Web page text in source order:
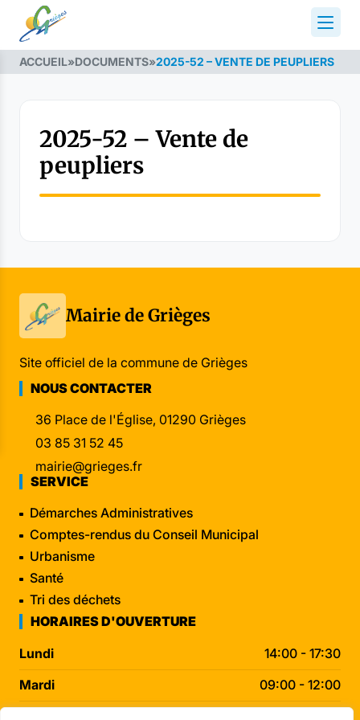
ACCUEIL»DOCUMENTS»2025-52 – VENTE DE PEUPLIERS
2025-52 – Vente de
peupliers
Mairie de Grièges
Site officiel de la commune de Grièges
NOUS CONTACTER
36 Place de l'Église, 01290 Grièges
03 85 31 52 45
mairie@grieges.fr
SERVICE
Démarches Administratives
Comptes-rendus du Conseil Municipal
Urbanisme
Santé
Tri des déchets
HORAIRES D'OUVERTURE
Lundi
14:00 - 17:30
Mardi
09:00 - 12:00